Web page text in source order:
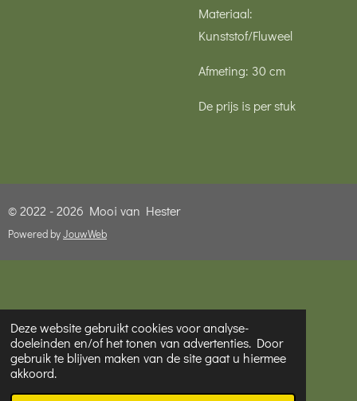
Deze website gebruikt cookies voor analyse-
doeleinden en/of het tonen van advertenties. Door
gebruik te blijven maken van de site gaat u hiermee
akkoord.
Materiaal:
Kunststof/Fluweel
Afmeting: 30 cm
De prijs is per stuk
© 2022 - 2026 Mooi van Hester
Powered byJouwWeb